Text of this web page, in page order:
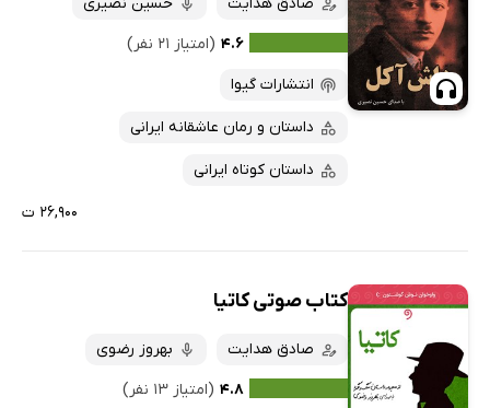
۴.۶ (امتیاز ۲۱ نفر)
انتشارات گیوا
داستان و رمان عاشقانه ایرانی
داستان کوتاه ایرانی
۲۶,۹۰۰ ت
کتاب صوتی کاتیا
صادق هدایت
بهروز رضوی
۴.۸ (امتیاز ۱۳ نفر)